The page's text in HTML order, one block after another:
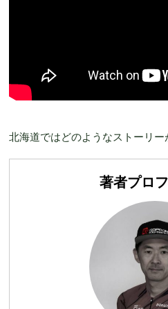
北海道ではどのようなストーリー
著者プロ